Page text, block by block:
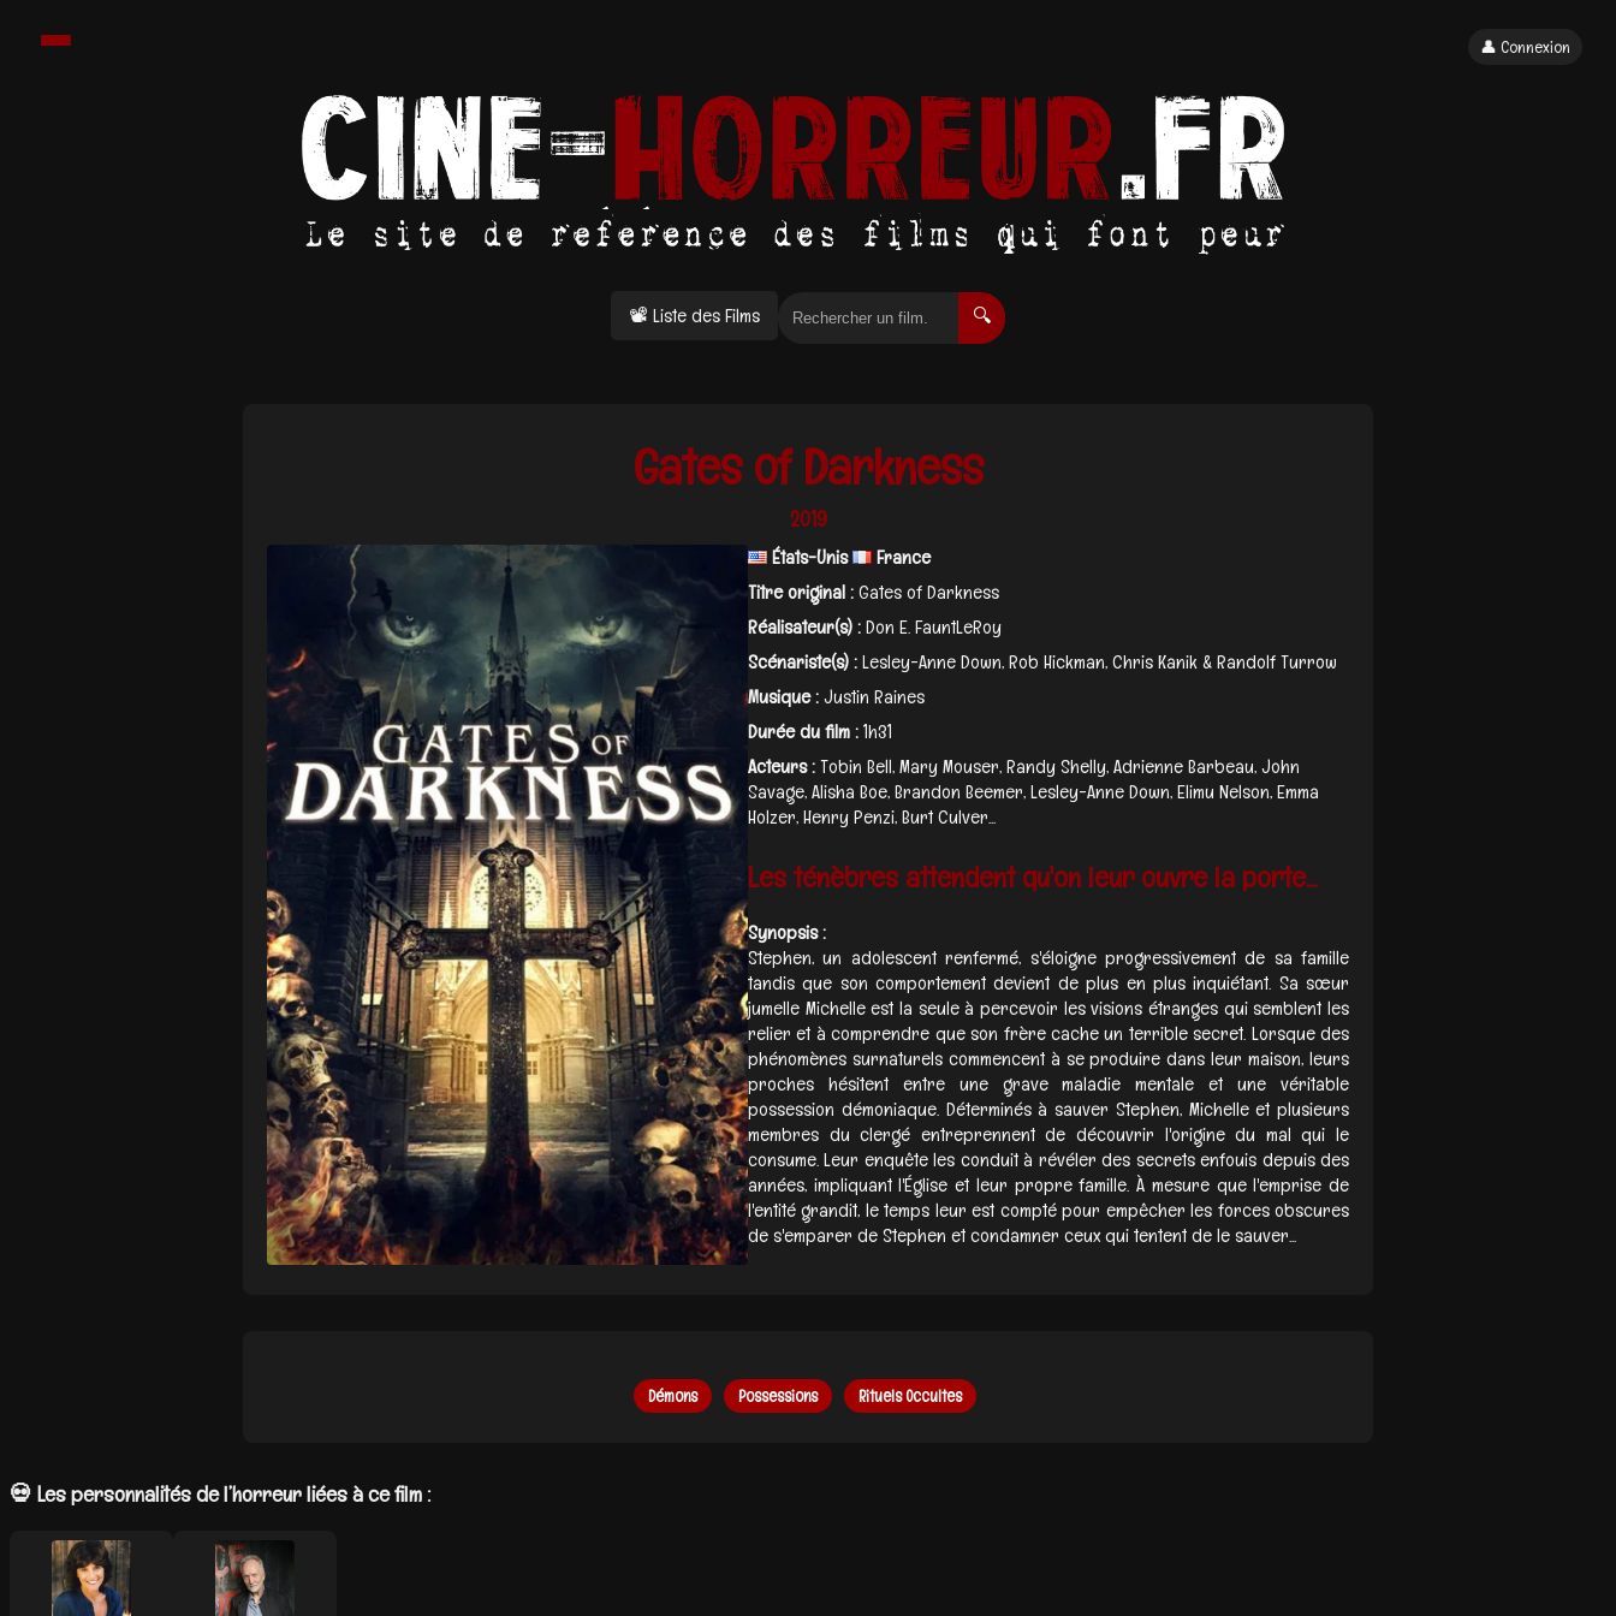
📽 Liste des Films 🔍
👤 Connexion
Gates of Darkness
2019
États-Unis
France
Titre original :Gates of Darkness
Réalisateur(s) :Don E. FauntLeRoy
Scénariste(s) :Lesley-Anne Down, Rob Hickman, Chris Kanik & Randolf Turrow
Musique :Justin Raines
Durée du film :1h31
Acteurs :Tobin Bell, Mary Mouser, Randy Shelly, Adrienne Barbeau, John
Savage, Alisha Boe, Brandon Beemer, Lesley-Anne Down, Elimu Nelson, Emma
Holzer, Henry Penzi, Burt Culver...
Les ténèbres attendent qu'on leur ouvre la porte...
Synopsis :
Stephen, un adolescent renfermé, s'éloigne progressivement de sa famille
tandis que son comportement devient de plus en plus inquiétant. Sa sœur
jumelle Michelle est la seule à percevoir les visions étranges qui semblent les
relier et à comprendre que son frère cache un terrible secret. Lorsque des
phénomènes surnaturels commencent à se produire dans leur maison, leurs
proches hésitent entre une grave maladie mentale et une véritable
possession démoniaque. Déterminés à sauver Stephen, Michelle et plusieurs
membres du clergé entreprennent de découvrir l'origine du mal qui le
consume. Leur enquête les conduit à révéler des secrets enfouis depuis des
années, impliquant l'Église et leur propre famille. À mesure que l'emprise de
l'entité grandit, le temps leur est compté pour empêcher les forces obscures
de s'emparer de Stephen et condamner ceux qui tentent de le sauver...
Démons Possessions Rituels Occultes
💀 Les personnalités de l’horreur liées à ce film :